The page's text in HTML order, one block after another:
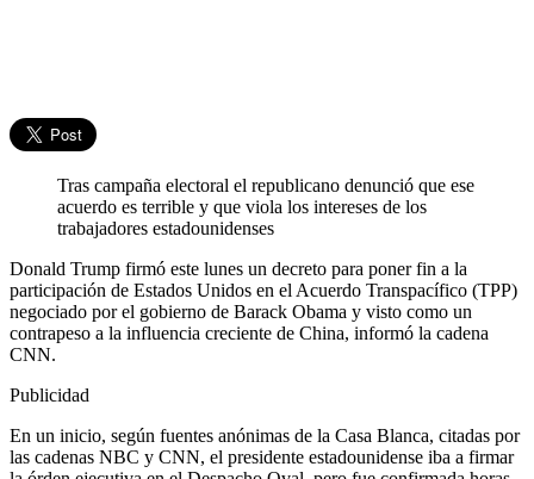
Tras campaña electoral el republicano denunció que ese
acuerdo es terrible y que viola los intereses de los
trabajadores estadounidenses
Donald Trump firmó este lunes un decreto para poner fin a la
participación de Estados Unidos en el Acuerdo Transpacífico (TPP)
negociado por el gobierno de Barack Obama y visto como un
contrapeso a la influencia creciente de China, informó la cadena
CNN.
Publicidad
En un inicio, según fuentes anónimas de la Casa Blanca, citadas por
las cadenas NBC y CNN, el presidente estadounidense iba a firmar